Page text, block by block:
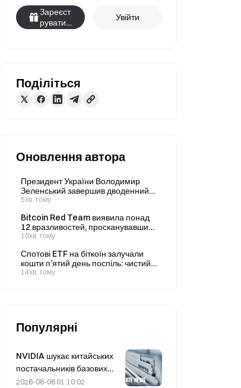
Зареєст
руватис
Увійти
Поділіться
Оновлення автора
Президент України Володимир
Зеленський завершив дводенний
візит до Сербії після восьмирічної
5хв. тому
Bitcoin Red Team виявила понад
12 вразливостей, просканувавши
150 репозиторіїв за допомогою ШІ,
10хв. тому
Спотові ETF на біткоїн залучали
кошти п’ятий день поспіль: чистий
приплив становив 98,85 млн
14хв. тому
Популярні
NVIDIA шукає китайських
постачальників базових
станцій на базі ШІ для
2026-08-06 01:10:02